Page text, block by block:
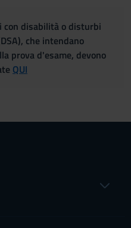
disabilità o disturbi
che intendano
prova d'esame, devono
QUI